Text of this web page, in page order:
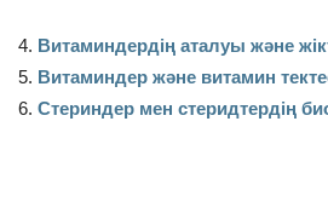
Витаминдердің аталуы және
Витаминдер және витамин
Стериндер мен стеридтердің